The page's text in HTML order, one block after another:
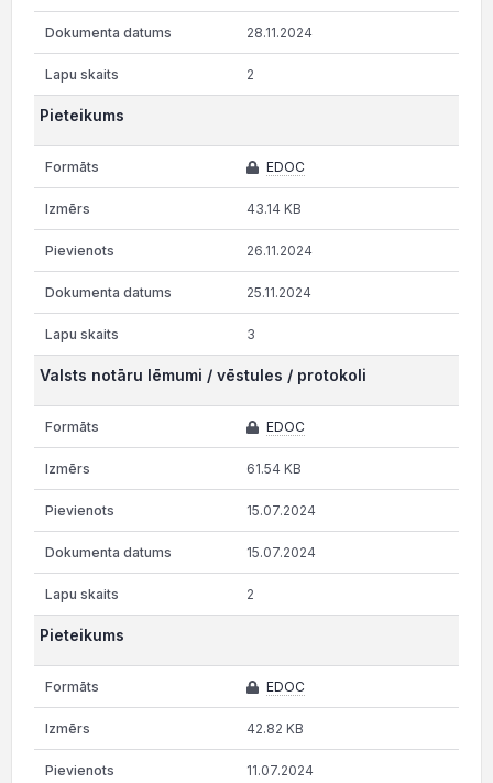
28.11.2024
2
Pieteikums
EDOC
43.14 KB
26.11.2024
25.11.2024
3
Valsts notāru lēmumi / vēstules / protokoli
EDOC
61.54 KB
15.07.2024
15.07.2024
2
Pieteikums
EDOC
42.82 KB
11.07.2024